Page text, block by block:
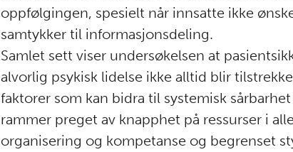
oppfølgingen, spesielt når innsatte ikke
samtykker til informasjonsdeling.
Samlet sett viser undersøkelsen at
alvorlig psykisk lidelse ikke alltid blir
faktorer som kan bidra til systemisk
rammer preget av knapphet på ressurser i
organisering og kompetanse og begrenset